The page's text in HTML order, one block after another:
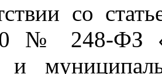
со
№ 248-ФЗ
и